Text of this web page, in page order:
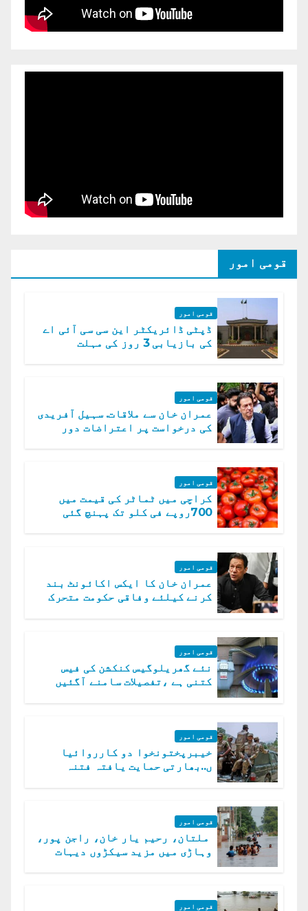
قومی امور
قومی امور
ڈپٹی ڈائریکٹر این سی سی آئی اے
کی بازیابی 3 روز کی مہلت
قومی امور
عمران خان سے ملاقات. سہیل آفریدی
کی درخواست پر اعتراضات دور
قومی امور
کراچی میں ٹماٹر کی قیمت میں
700روپے فی کلو تک پہنچ گئی
قومی امور
عمران خان کا ایکس اکائونٹ بند
کرنے کیلئے وفاقی حکومت متحرک
قومی امور
نئے گھریلوگیس کنکشن کی فیس
کتنی ہے ،تفصیلات سامنے آگئیں
قومی امور
خیبرپختونخوا دو کارروائیا
ں..بھارتی حمایت یافتہ فتنہ
قومی امور
ملتان، رحیم یار خان، راجن پور،
وہاڑی میں مزید سیکڑوں دیہات
قومی امور